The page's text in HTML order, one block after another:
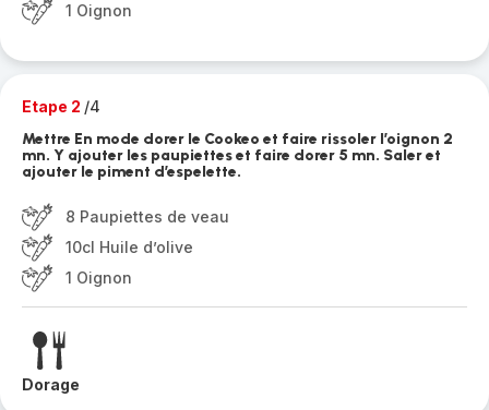
1 Oignon
Etape 2 /4
Mettre En mode dorer le Cookeo et faire rissoler l’oignon 2
mn. Y ajouter les paupiettes et faire dorer 5 mn. Saler et
ajouter le piment d’espelette.
8 Paupiettes de veau
10cl Huile d’olive
1 Oignon
Dorage